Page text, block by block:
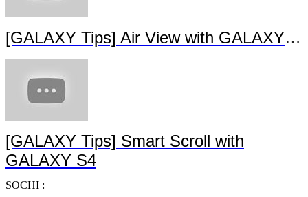
[GALAXY Tips] Air View with GALAXY S4
[GALAXY Tips] Smart Scroll with
GALAXY S4
SOCHI :